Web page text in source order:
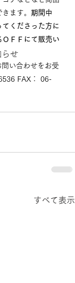
らせ
ます。 期間中
てくださった方に
ＯＦＦにて販売い
い合わせをお受
FAX： 06-
すべて表示